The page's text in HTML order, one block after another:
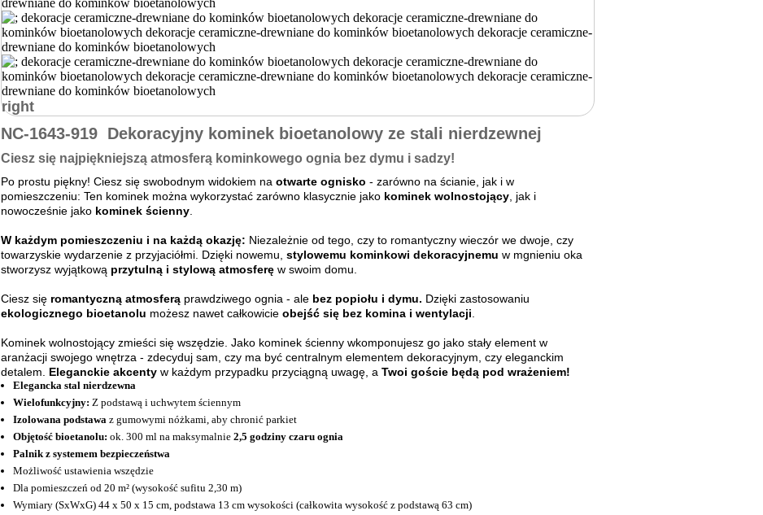
right
NC-1643-919 Dekoracyjny kominek bioetanolowy ze stali nierdzewnej
Ciesz się najpiękniejszą atmosferą kominkowego ognia bez dymu i sadzy!
Po prostu piękny! Ciesz się swobodnym widokiem na otwarte ognisko - zarówno na ścianie, jak i w
pomieszczeniu: Ten kominek można wykorzystać zarówno klasycznie jako kominek wolnostojący , jak i
nowocześnie jako kominek ścienny
W każdym pomieszczeniu i na każdą okazję: Niezależnie od tego, czy to romantyczny wieczór we dwoje, czy
towarzyskie wydarzenie z przyjaciółmi. Dzięki nowemu, stylowemu kominkowi dekoracyjnemu w mgnieniu oka
stworzysz wyjątkową przytulną i stylową atmosferę w swoim domu.
Ciesz się romantyczną atmosferą prawdziwego ognia - ale bez popiołu i dymu. Dzięki zastosowaniu
ekologicznego bioetanolu możesz nawet całkowicie obejść się bez komina i wentylacji
Kominek wolnostojący zmieści się wszędzie. Jako kominek ścienny wkomponujesz go jako stały element w
aranżacji swojego wnętrza - zdecyduj sam, czy ma być centralnym elementem dekoracyjnym, czy eleganckim
detalem. Eleganckie akcenty w każdym przypadku przyciągną uwagę, a Twoi goście będą pod wrażeniem!
Elegancka stal nierdzewna
Wielofunkcyjny: Z podstawą i uchwytem ściennym
Izolowana podstawa z gumowymi nóżkami, aby chronić parkiet
Objętość bioetanolu: ok. 300 ml na maksymalnie 2,5 godziny czaru ognia
Palnik z systemem bezpieczeństwa
Możliwość ustawienia wszędzie
Dla pomieszczeń od 20 m² (wysokość sufitu 2,30 m)
Wymiary (SxWxG) 44 x 50 x 15 cm, podstawa 13 cm wysokości (całkowita wysokość z podstawą 63 cm)